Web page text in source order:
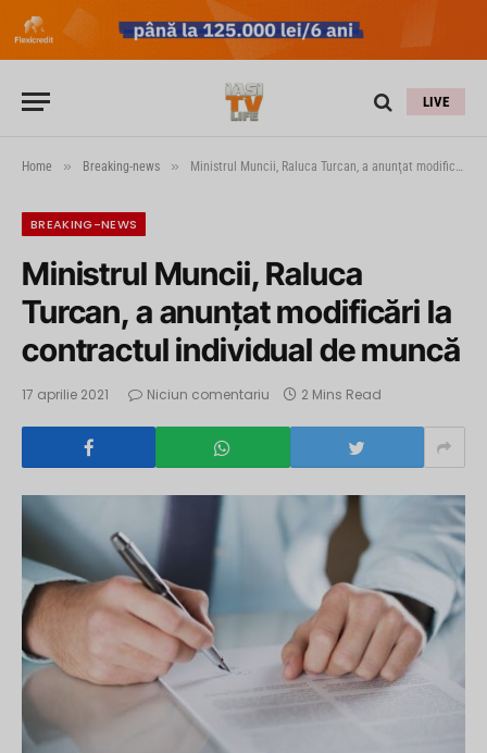
LIVE
Home » Breaking-news » Ministrul Muncii, Raluca Turcan, a anunţat modificări la contractul individual de muncă
BREAKING-NEWS
Ministrul Muncii, Raluca
Turcan, a anunţat modificări la
contractul individual de muncă
17 aprilie 2021 Niciun comentariu 2 Mins Read